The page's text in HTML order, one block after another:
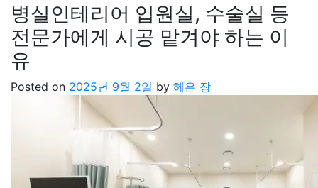
병실인테리어 입원실, 수술실 등
전문가에게 시공 맡겨야 하는 이
유
Posted on 2025년 9월 2일 by 혜은 장